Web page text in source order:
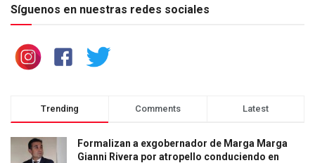
Síguenos en nuestras redes sociales
Trending Comments Latest
Formalizan a exgobernador de Marga Marga
Gianni Rivera por atropello conduciendo en